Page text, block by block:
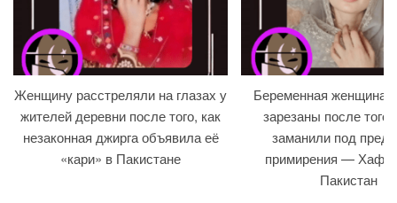
Женщину расстреляли на глазах у
жителей деревни после того, как
незаконная джирга объявила её
«кари» в Пакистане
Беременная женщина
зарезаны после того,
заманили под
примирения —
Пакистан